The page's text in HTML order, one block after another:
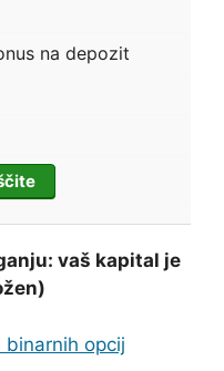
na depozit
vaš kapital je
opcij